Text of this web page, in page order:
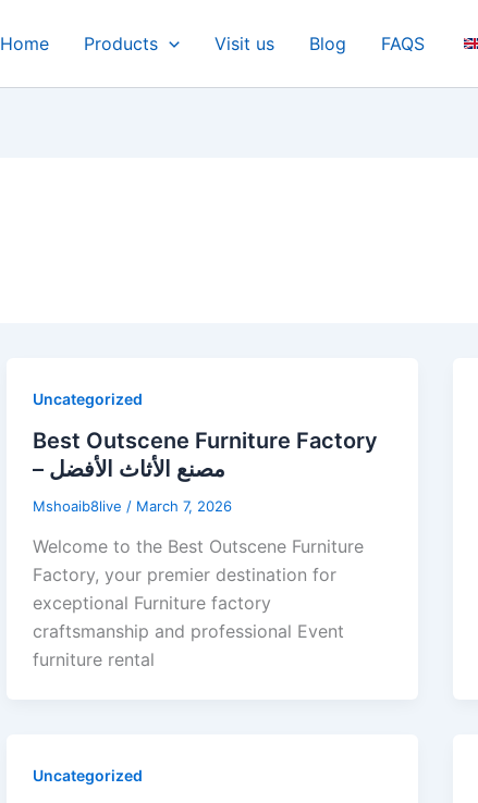
Home Products Visit us Blog FAQS
Uncategorized
Best Outscene Furniture Factory
– مصنع الأثاث الأفضل
Mshoaib8live / March 7, 2026
Welcome to the Best Outscene Furniture
Factory, your premier destination for
exceptional Furniture factory
craftsmanship and professional Event
furniture rental
Uncategorized